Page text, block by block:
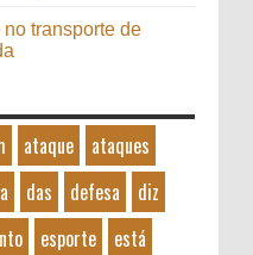
transporte de
ataque
ataques
das defesa
diz
esporte
está